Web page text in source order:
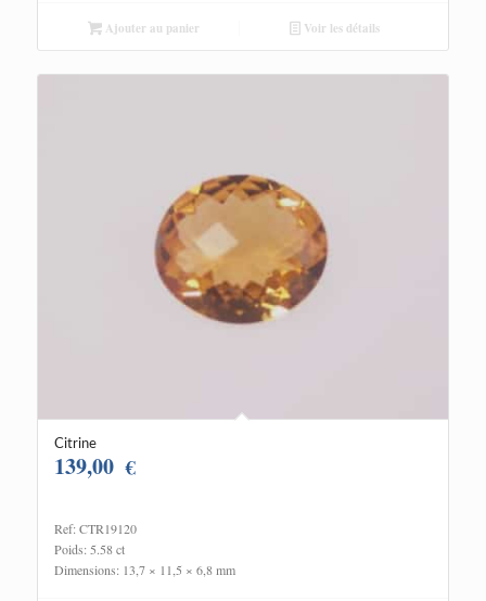
Ajouter au panier Voir les détails
Citrine
139,00 €
Ref: CTR19120
Poids: 5.58 ct
Dimensions: 13,7 × 11,5 × 6,8 mm